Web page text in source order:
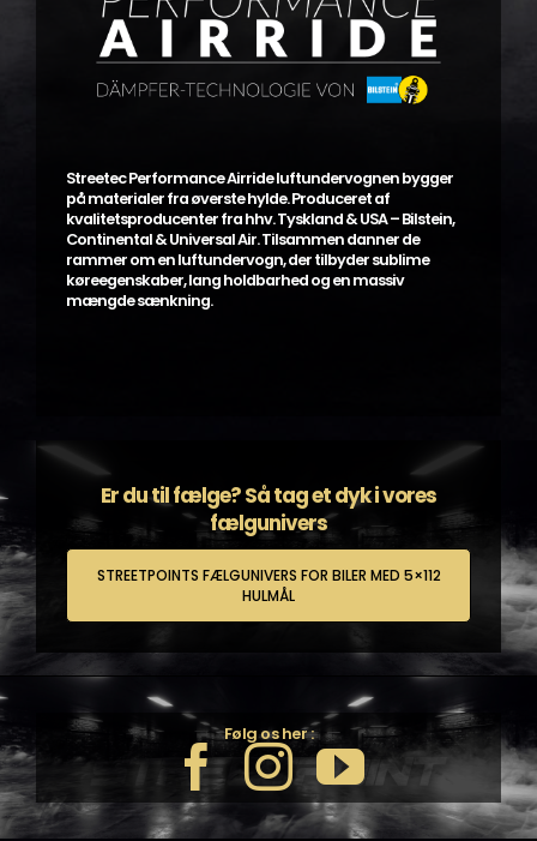
Streetec Performance Airride luftundervognen bygger
på materialer fra øverste hylde. Produceret af
kvalitetsproducenter fra hhv. Tyskland & USA – Bilstein,
Continental & Universal Air. Tilsammen danner de
rammer om en luftundervogn, der tilbyder sublime
køreegenskaber, lang holdbarhed og en massiv
mængde sænkning.
Er du til fælge? Så tag et dyk i vores
fælgunivers
STREETPOINTS FÆLGUNIVERS FOR BILER MED 5×112
HULMÅL
Følg os her :